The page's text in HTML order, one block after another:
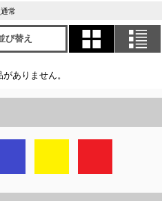
常
び替え
ありません。